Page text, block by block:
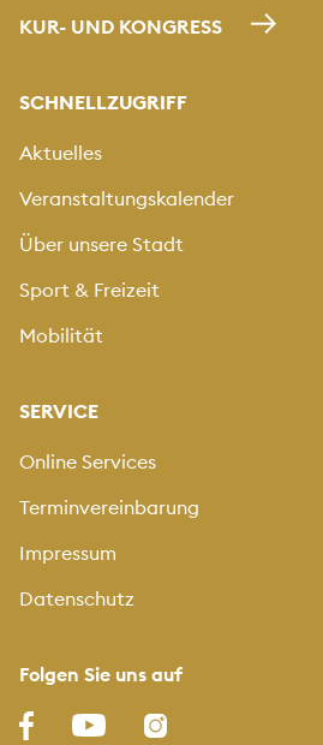
KUR- UND KONGRESS
SCHNELLZUGRIFF
Aktuelles
Veranstaltungskalender
Über unsere Stadt
Sport & Freizeit
Mobilität
SERVICE
Online Services
Terminvereinbarung
Impressum
Datenschutz
Folgen Sie uns auf